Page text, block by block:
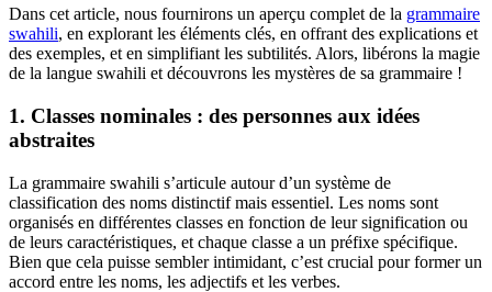
Dans cet article, nous fournirons un aperçu complet de la grammaire
swahili, en explorant les éléments clés, en offrant des explications et
des exemples, et en simplifiant les subtilités. Alors, libérons la magie
de la langue swahili et découvrons les mystères de sa grammaire !
1. Classes nominales : des personnes aux idées
abstraites
La grammaire swahili s’articule autour d’un système de
classification des noms distinctif mais essentiel. Les noms sont
organisés en différentes classes en fonction de leur signification ou
de leurs caractéristiques, et chaque classe a un préfixe spécifique.
Bien que cela puisse sembler intimidant, c’est crucial pour former un
accord entre les noms, les adjectifs et les verbes.